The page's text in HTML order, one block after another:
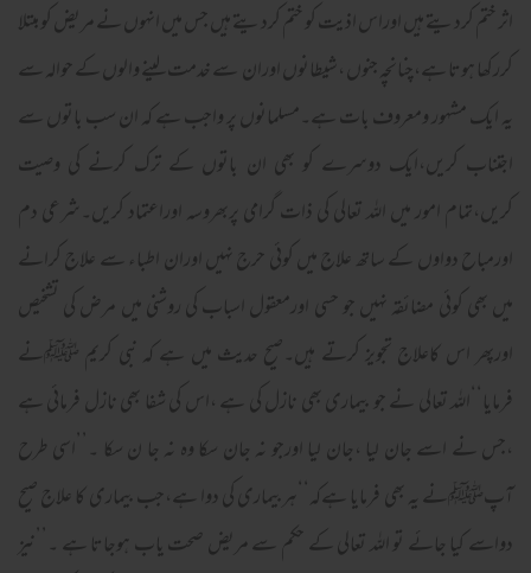
اثر ختم کردیتے ہیں اوراس اذیت کو ختم کردیتے ہیں جس میں انہوں نے مریض کو مبتلا
کررکھا ہوتا ہے،چنانچہ جنوں ،شیطانوں اوران سے خدمت لینے والوں کے حوالہ سے
یہ ایک مشہور ومعروف بات ہے۔مسلمانوں پر واجب ہے کہ ان سب باتوں سے
اجتناب کریں،ایک دوسرے کو بھی ان باتوں کے ترک کرنے کی وصیت
کریں،تمام امور میں اللہ تعالی کی ذات گرامی پربھروسہ اوراعتماد کریں۔شرعی دم
اورمباح دواوں کے ساتھ علاج میں کوئی حرج نہیں اوران اطباء سے علاج کرانے
میں بھی کوئی مضائقہ نہیں جو حسی اورمعقول اسباب کی روشنی میں مرض کی تشخیص
اورپھر اس کاعلاج تجویز کرتے ہیں۔صیح حدیث میں ہے کہ نبی کریم ﷺنے
فرمایا‘‘اللہ تعالی نے جو بیماری بھی نازل کی ہے ،اس کی شفا بھی نازل فرمائی ہے
،جس نے اسے جان لیا ،جان لیا اورجو نہ جان سکا وہ نہ جا ن سکا ۔’’اسی طرح
آپﷺنے یہ بھی فرمایا ہےکہ‘‘ہربیماری کی دوا ہے،جب بیماری کا علاج صیح
دواسے کیا جائے تو اللہ تعالی کے حکم سے مریض صحت یاب ہوجاتا ہے ۔’’نیز